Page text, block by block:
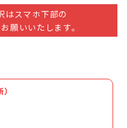
スマホ下部の
願いいたします。